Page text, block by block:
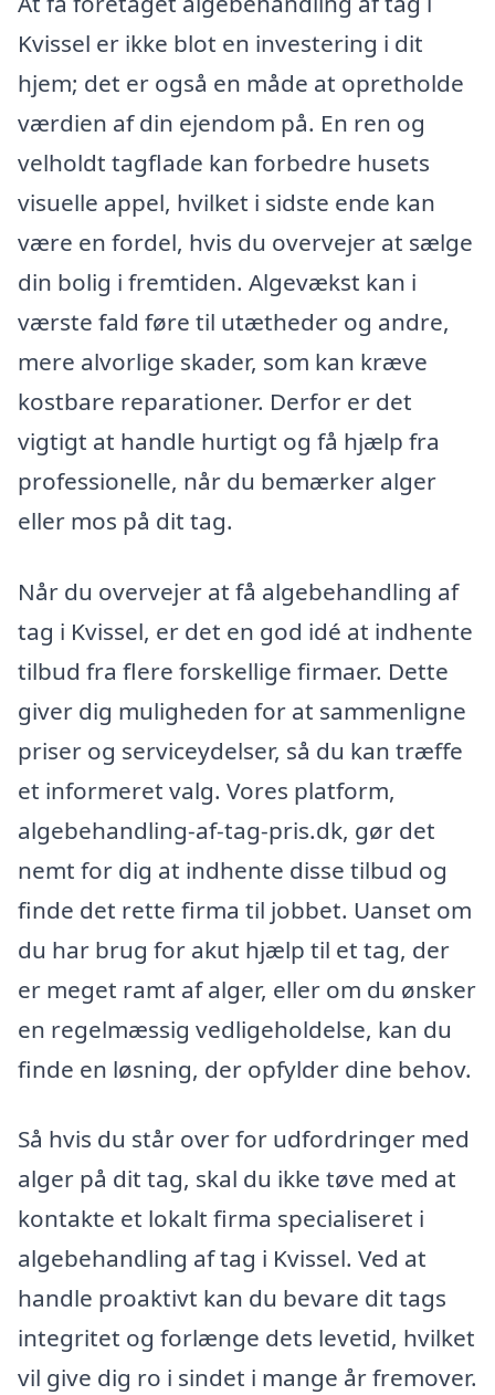
Kvissel er ikke blot en investering i dit
hjem; det er også en måde at opretholde
værdien af din ejendom på. En ren og
velholdt tagflade kan forbedre husets
visuelle appel, hvilket i sidste ende kan
være en fordel, hvis du overvejer at sælge
din bolig i fremtiden. Algevækst kan i
værste fald føre til utætheder og andre,
mere alvorlige skader, som kan kræve
kostbare reparationer. Derfor er det
vigtigt at handle hurtigt og få hjælp fra
professionelle, når du bemærker alger
eller mos på dit tag.
Når du overvejer at få algebehandling af
tag i Kvissel, er det en god idé at indhente
tilbud fra flere forskellige firmaer. Dette
giver dig muligheden for at sammenligne
priser og serviceydelser, så du kan træffe
et informeret valg. Vores platform,
algebehandling-af-tag-pris.dk, gør det
nemt for dig at indhente disse tilbud og
finde det rette firma til jobbet. Uanset om
du har brug for akut hjælp til et tag, der
er meget ramt af alger, eller om du ønsker
en regelmæssig vedligeholdelse, kan du
finde en løsning, der opfylder dine behov.
Så hvis du står over for udfordringer med
alger på dit tag, skal du ikke tøve med at
kontakte et lokalt firma specialiseret i
algebehandling af tag i Kvissel. Ved at
handle proaktivt kan du bevare dit tags
integritet og forlænge dets levetid, hvilket
vil give dig ro i sindet i mange år fremover.